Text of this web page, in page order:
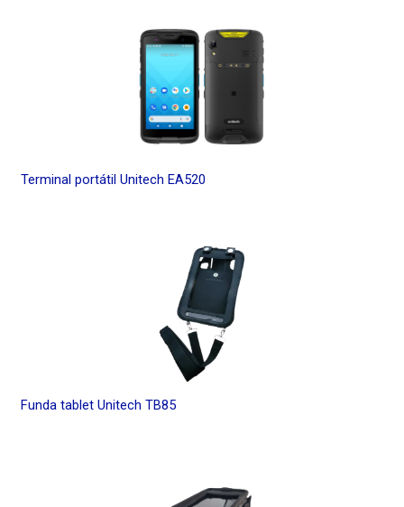
Terminal portátil Unitech EA520
Funda tablet Unitech TB85